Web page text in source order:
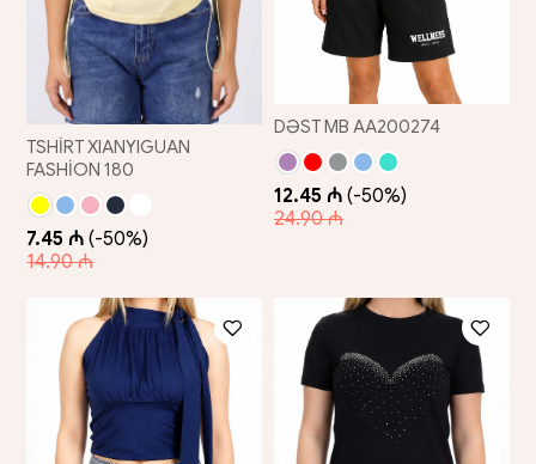
TSHİRT XIANYIGUAN
FASHİON 180
7.45 ₼ (-50%)
14.90 ₼
DƏST MB AA200274
12.45 ₼ (-50%)
24.90 ₼